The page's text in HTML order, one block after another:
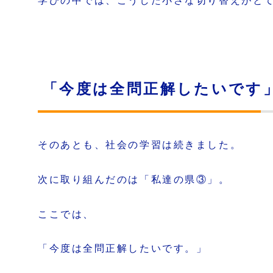
「今度は全問正解したいです」
そのあとも、社会の学習は続きました。
次に取り組んだのは「私達の県③」。
ここでは、
「今度は全問正解したいです。」